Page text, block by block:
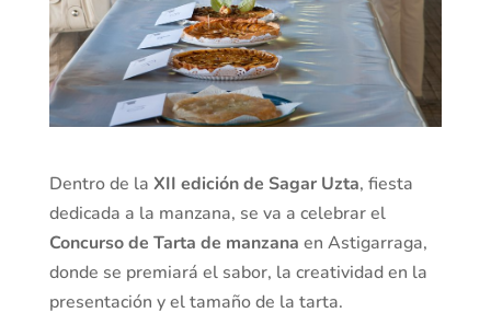
Dentro de la XII edición de Sagar Uzta, fiesta
dedicada a la manzana, se va a celebrar el
Concurso de Tarta de manzana en Astigarraga,
donde se premiará el sabor, la creatividad en la
presentación y el tamaño de la tarta.